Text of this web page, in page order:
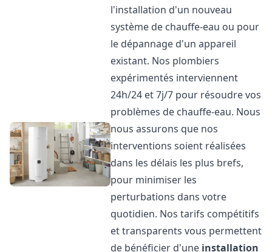
l'installation d'un nouveau
système de chauffe-eau ou pour
le dépannage d'un appareil
existant. Nos plombiers
expérimentés interviennent
24h/24 et 7j/7 pour résoudre vos
problèmes de chauffe-eau. Nous
nous assurons que nos
interventions soient réalisées
dans les délais les plus brefs,
pour minimiser les
perturbations dans votre
quotidien. Nos tarifs compétitifs
et transparents vous permettent
de bénéficier d'une installation